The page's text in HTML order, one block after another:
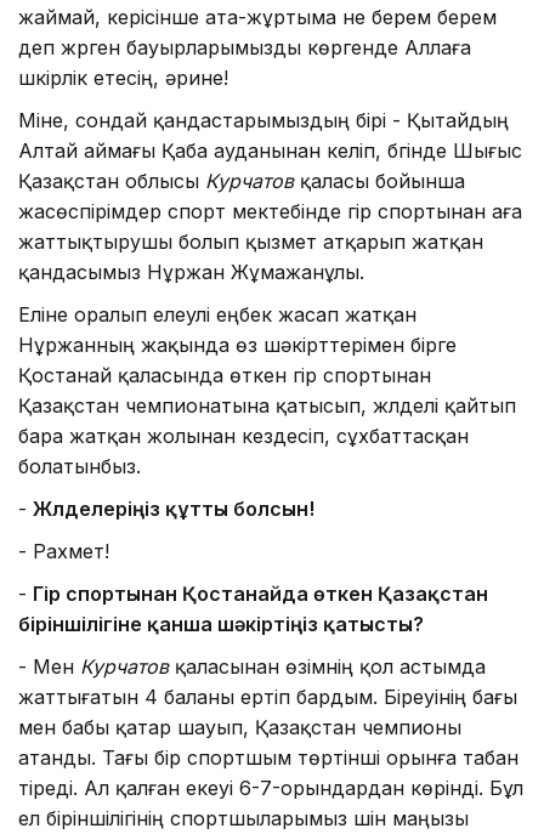
жаймай, керісінше ата-жұртыма не берем берем
деп жүрген бауырларымызды көргенде Аллаға
шүкірлік етесің, әрине!
Міне, сондай қандастарымыздың бірі - Қытайдың
Алтай аймағы Қаба ауданынан келіп, бүгінде Шығыс
Қазақстан облысы Курчатовқаласы бойынша
жасөспірімдер спорт мектебінде гір спортынан аға
жаттықтырушы болып қызмет атқарып жатқан
қандасымыз Нұржан Жұмажанұлы.
Еліне оралып елеулі еңбек жасап жатқан
Нұржанның жақында өз шәкірттерімен бірге
Қостанай қаласында өткен гір спортынан
Қазақстан чемпионатына қатысып, жүлделі қайтып
бара жатқан жолынан кездесіп, сұхбаттасқан
болатынбыз.
- Жүлделеріңіз құтты болсын!
- Рахмет!
- Гір спортынан Қостанайда өткен Қазақстан
біріншілігіне қанша шәкіртіңіз қатысты?
- Мен Курчатовқаласынан өзімнің қол астымда
жаттығатын 4 баланы ертіп бардым. Біреуінің бағы
мен бабы қатар шауып, Қазақстан чемпионы
атанды. Тағы бір спортшым төртінші орынға табан
тіреді. Ал қалған екеуі 6-7-орындардан көрінді. Бұл
ел біріншілігінің спортшыларымыз үшін маңызы